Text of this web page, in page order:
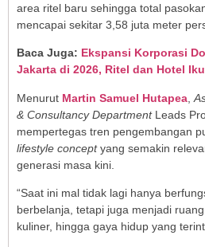
area ritel baru sehingga total
mencapai sekitar 3,58 juta meter
Baca Juga: Ekspansi Korporasi
Jakarta di 2026, Ritel dan Hotel
Menurut Martin Samuel Hutapea
& Consultancy DepartmentLeads
mempertegas tren pengembangan
lifestyle conceptyang semakin
generasi masa kini.
“Saat ini mal tidak lagi hanya
berbelanja, tetapi juga menjadi
kuliner, hingga gaya hidup yang